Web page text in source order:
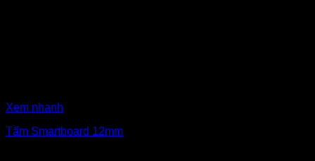
Xem nhanh
Tấm Smartboard 12mm